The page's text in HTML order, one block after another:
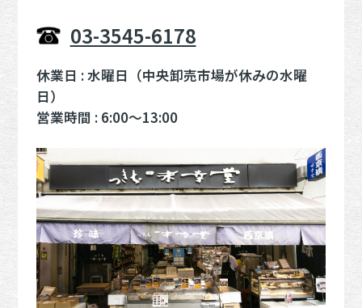
03-3545-6178
休業日 : 水曜日（中央卸売市場が休みの水曜
日）
営業時間 : 6:00～13:00